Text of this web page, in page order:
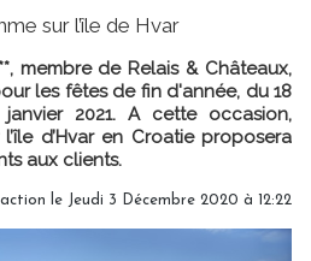
sur l’île de Hvar
membre de Relais & Châteaux,
les fêtes de fin d'année, du 18
2021. A cette occasion,
d’Hvar en Croatie proposera
aux clients.
le Jeudi 3 Décembre 2020 à 12:22